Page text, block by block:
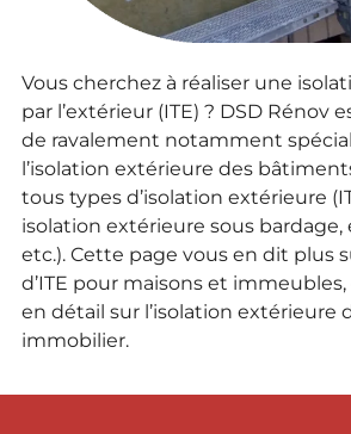
Vous cherchez à réaliser une
par l’extérieur (ITE) ? DSD Rénov
de ravalement notamment
l’isolation extérieure des
tous types d’isolation extérieure
isolation extérieure sous bardage,
etc.). Cette page vous en dit plus
d’ITE pour maisons et
en détail sur l’isolation extérieure
immobilier.